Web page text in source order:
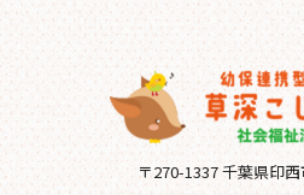
〒270-1337 千葉県印